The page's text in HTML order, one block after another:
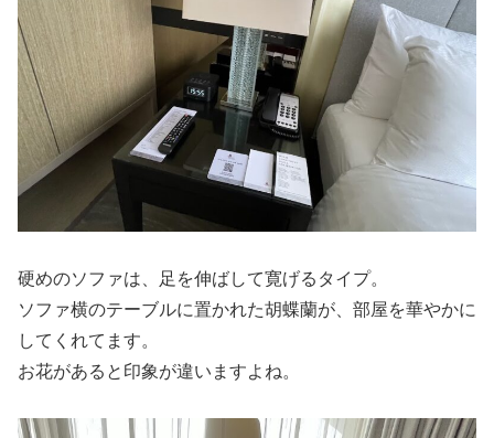
硬めのソファは、足を伸ばして寛げるタイプ。
ソファ横のテーブルに置かれた胡蝶蘭が、部屋を華やかに
してくれてます。
お花があると印象が違いますよね。